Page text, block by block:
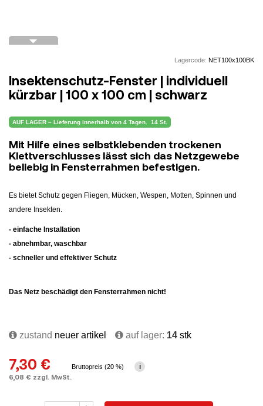
arrow_drop_down
Lagercode: NET100x100BK
Insektenschutz-Fenster | individuell
kürzbar | 100 x 100 cm | schwarz
AUF LAGER – Lieferung innerhalb von 4 Tagen. 14 St.
Mit Hilfe eines selbstklebenden trockenen
Klettverschlusses lässt sich das Netzgewebe
beliebig in Fensterrahmen befestigen.
Es bietet Schutz gegen Fliegen, Mücken, Wespen, Motten, Spinnen und
andere Insekten.
- einfache Installation
- abnehmbar, waschbar
- schneller und effektiver Schutz
Das Netz beschädigt den Fensterrahmen nicht!
zustand neuer artikel auf lager: 14 stk
7,30 €
6,08 € zzgl. MwSt.
Bruttopreis (20 %) i